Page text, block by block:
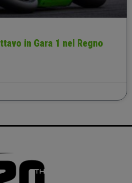
in Gara 1 nel Regno